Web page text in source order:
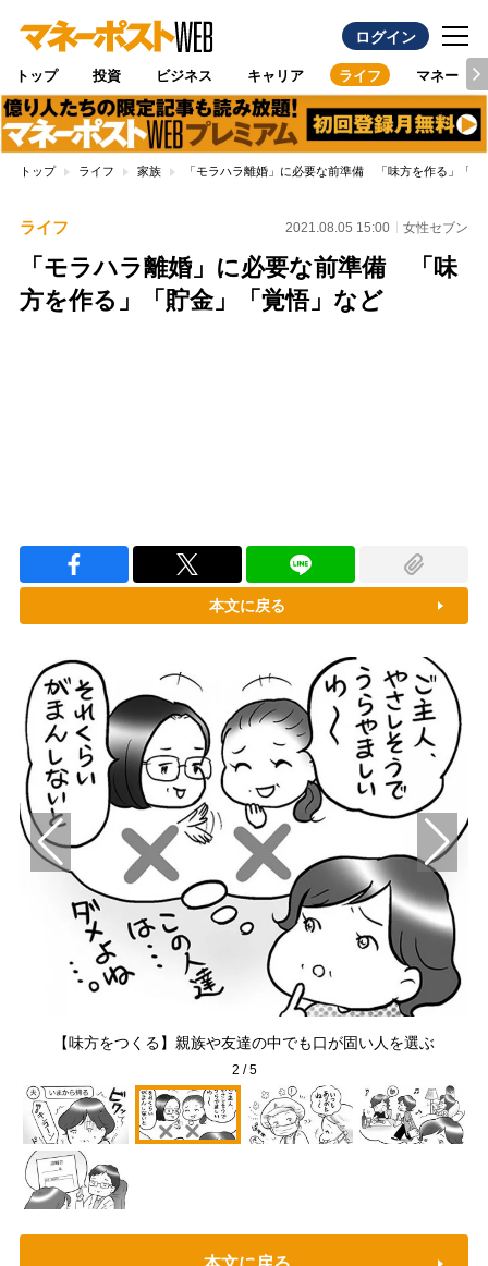
ログイン
トップ 投資 ビジネス キャリア ライフ マネー
トップ ライフ 家族 「モラハラ離婚」に必要な前準備 「味方を作る」「貯
ライフ 2021.08.05 15:00 女性セブン
「モラハラ離婚」に必要な前準備 「味
方を作る」「貯金」「覚悟」など
本文に戻る
【味方をつくる】親族や友達の中でも口が固い人を選ぶ
2 /5